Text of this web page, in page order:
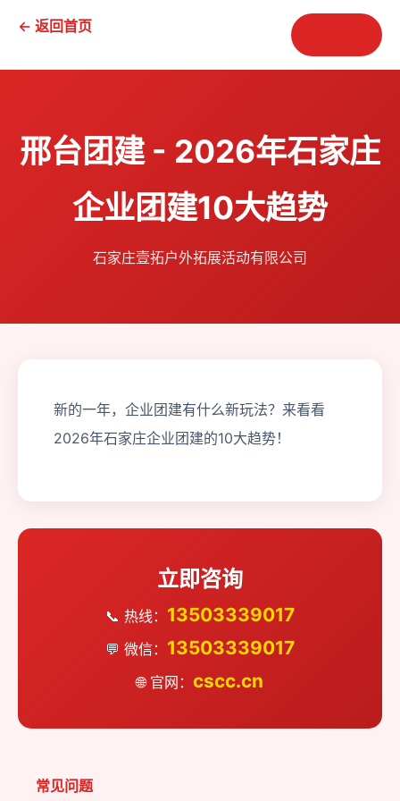
← 返回首页
邢台团建 - 2026年石家庄
企业团建10大趋势
石家庄壹拓户外拓展活动有限公司
新的一年，企业团建有什么新玩法？来看看
2026年石家庄企业团建的10大趋势！
立即咨询
📞 热线： 13503339017
💬 微信： 13503339017
🌐 官网： cscc.cn
常见问题